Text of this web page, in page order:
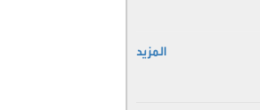
المزيد